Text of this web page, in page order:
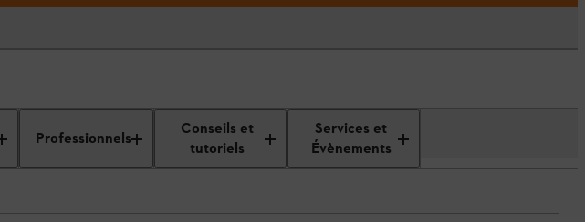
Professionnels
Conseils et
tutoriels
Services et
Évènements